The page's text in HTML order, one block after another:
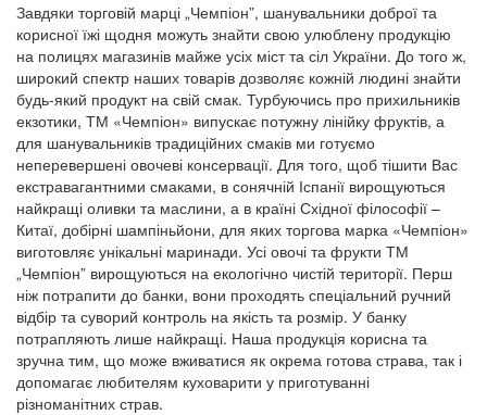
Завдяки торговій марці „Чемпіон”, шанувальники доброї та
корисної їжі щодня можуть знайти свою улюблену продукцію
на полицях магазинів майже усіх міст та сіл України. До того ж,
широкий спектр наших товарів дозволяє кожній людині знайти
будь-який продукт на свій смак. Турбуючись про прихильників
екзотики, ТМ «Чемпіон» випускає потужну лінійку фруктів, а
для шанувальників традиційних смаків ми готуємо
неперевершені овочеві консервації. Для того, щоб тішити Вас
екстравагантними смаками, в сонячній Іспанії вирощуються
найкращі оливки та маслини, а в країні Східної філософії –
Китаї, добірні шампіньйони, для яких торгова марка «Чемпіон»
виготовляє унікальні маринади. Усі овочі та фрукти ТМ
„Чемпіон” вирощуються на екологічно чистій території. Перш
ніж потрапити до банки, вони проходять спеціальний ручний
відбір та суворий контроль на якість та розмір. У банку
потрапляють лише найкращі. Наша продукція корисна та
зручна тим, що може вживатися як окрема готова страва, так і
допомагає любителям куховарити у приготуванні
різноманітних страв.